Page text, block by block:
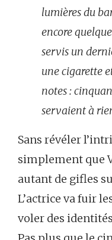
lumières du
encore
servis un
une cigarette
notes :
servaient à
Sans révéler
simplement que
autant de gifles
L’actrice va fuir
voler des